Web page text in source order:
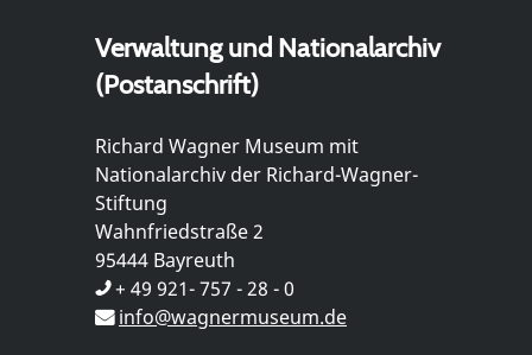
Verwaltung und Nationalarchiv
(Postanschrift)
Richard Wagner Museum mit
Nationalarchiv der Richard-Wagner-
Stiftung
Wahnfriedstraße 2
95444 Bayreuth
+ 49 921- 757 - 28 - 0
info@wagnermuseum.de